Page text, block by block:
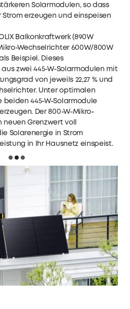
Solarmodulen, so dass
Strom erzeugen und einspeisen
Balkonkraftwerk (890W
Wechselrichter 600W/800W
Beispiel. Dieses
zwei 445-W-Solarmodulen mit
von jeweils 22,27 % und
Unter optimalen
beiden 445-W-Solarmodule
Der 800-W-Mikro-
Grenzwert voll
Solarenergie in Strom
in Ihr Hausnetz einspeist.